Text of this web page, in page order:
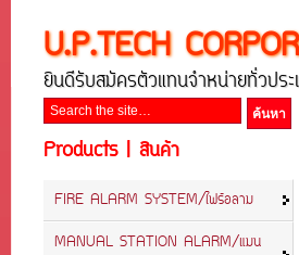
U.P.TECH
ยินดีรับสมัครตัวแทนจำหน่ายทั่วประ
Products | สินค้า
FIRE ALARM SYSTEM/ไฟร์อลาม
MANUAL STATION ALARM/แมน